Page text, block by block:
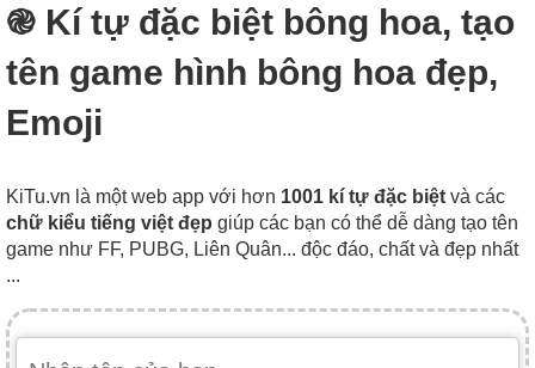
֎ Kí tự đặc biệt bông hoa, tạo
tên game hình bông hoa đẹp,
Emoji
KiTu.vn là một web app với hơn 1001 kí tự đặc biệt và các
chữ kiểu tiếng việt đẹp giúp các bạn có thể dễ dàng tạo tên
game như FF, PUBG, Liên Quân... độc đáo, chất và đẹp nhất
...